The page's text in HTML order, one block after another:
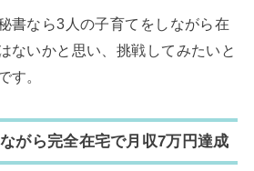
書なら3人の子育てをしながら在
ないかと思い、挑戦してみたいと
す。
がら完全在宅で月収7万円達成